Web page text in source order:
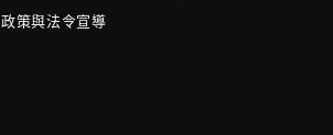
政策與法令宣導